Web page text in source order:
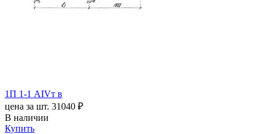
1П 1-1 АIVт в
цена за шт. 31040 ₽
В наличии
Купить